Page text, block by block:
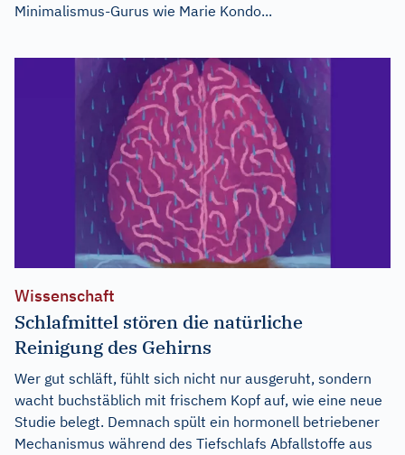
Minimalismus-Gurus wie Marie Kondo...
Wissenschaft
Schlafmittel stören die natürliche
Reinigung des Gehirns
Wer gut schläft, fühlt sich nicht nur ausgeruht, sondern
wacht buchstäblich mit frischem Kopf auf, wie eine neue
Studie belegt. Demnach spült ein hormonell betriebener
Mechanismus während des Tiefschlafs Abfallstoffe aus